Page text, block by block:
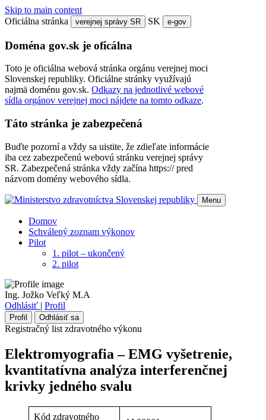
Skip to main content
Oficiálna stránka
verejnej správy SR SK e-gov
Doména gov.sk je oficálna
Toto je oficiálna webová stránka orgánu verejnej moci
Slovenskej republiky. Oficiálne stránky využívajú
najmä doménu gov.sk. Odkazy na jednotlivé webové
sídla orgánov verejnej moci nájdete na tomto odkaze.
Táto stránka je zabezpečená
Buďte pozorní a vždy sa uistite, že zdieľate informácie
iba cez zabezpečenú webovú stránku verejnej správy
SR. Zabezpečená stránka vždy začína https:// pred
názvom domény webového sídla.
Menu
Domov
Schválený zoznam výkonov
Pilot
1. pilot – ukončený
2. pilot
Ing. Jožko Veľký M.A
Odhlásiť | Profil
Profil Odhlásiť sa
Registračný list zdravotného výkonu
Elektromyografia – EMG vyšetrenie,
kvantitatívna analýza interferenčnej
krivky jedného svalu
Kód zdravotného